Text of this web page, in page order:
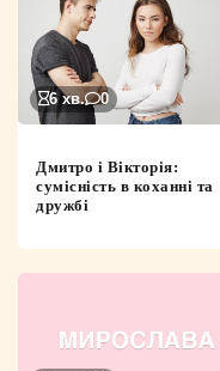
6 хв. 0
Дмитро і Вікторія:
сумісність в коханні та
дружбі